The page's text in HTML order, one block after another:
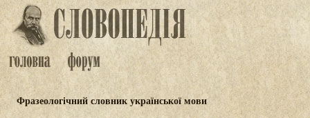
Фразеологічний словник української мови